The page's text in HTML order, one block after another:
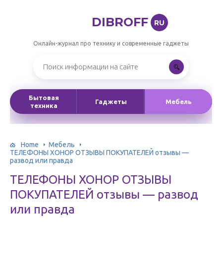
DIBROFF RU
Онлайн-журнал про технику и современные гаджеты
Бытовая
техника
Гаджеты Мебель
Home
Мебель
ТЕЛЕФОНЫ ХОНОР ОТЗЫВЫ ПОКУПАТЕЛЕЙ отзывы —
развод или правда
ТЕЛЕФОНЫ ХОНОР ОТЗЫВЫ
ПОКУПАТЕЛЕЙ отзывы — развод
или правда